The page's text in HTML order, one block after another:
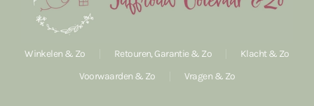
Winkelen & Zo Retouren, Garantie & Zo
Klacht & Zo
Voorwaarden & Zo
Vragen & Zo